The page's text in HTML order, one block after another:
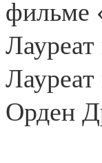
фильме
Орден